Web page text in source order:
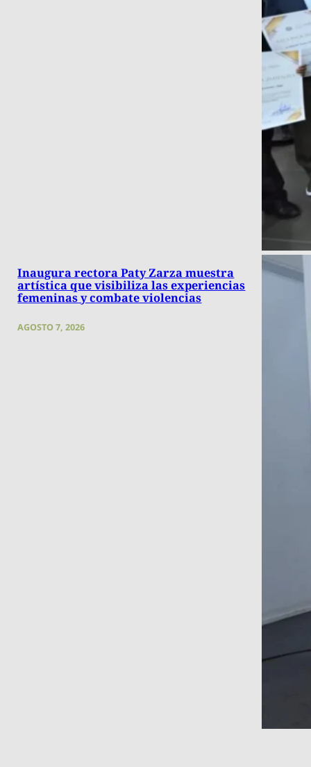
Inaugura rectora Paty Zarza muestra
artística que visibiliza las experiencias
femeninas y combate violencias
AGOSTO 7, 2026